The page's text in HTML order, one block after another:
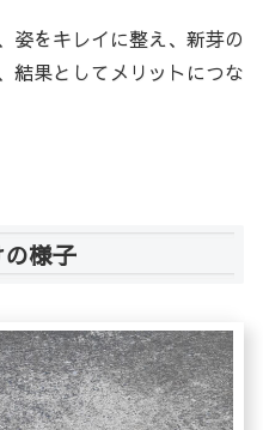
姿をキレイに整え、新芽の
結果としてメリットにつな
様子